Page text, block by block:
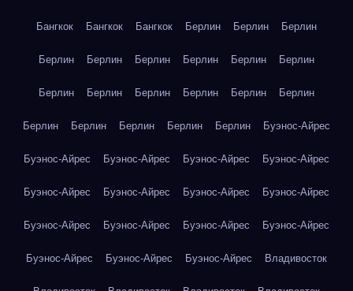
Бангкок Бангкок Бангкок Берлин Берлин Берлин
Берлин Берлин Берлин Берлин Берлин Берлин
Берлин Берлин Берлин Берлин Берлин Берлин
Берлин Берлин Берлин Берлин Берлин Буэнос-Айрес
Буэнос-Айрес Буэнос-Айрес Буэнос-Айрес Буэнос-Айрес
Буэнос-Айрес Буэнос-Айрес Буэнос-Айрес Буэнос-Айрес
Буэнос-Айрес Буэнос-Айрес Буэнос-Айрес Буэнос-Айрес
Буэнос-Айрес Буэнос-Айрес Буэнос-Айрес Владивосток